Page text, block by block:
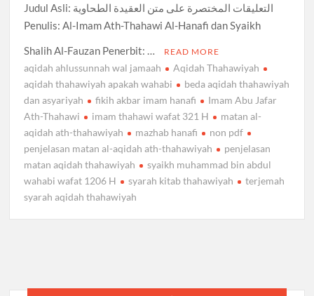
Judul Asli: التعليقات المختصرة على متن العقيدة الطحاوية
Penulis: Al-Imam Ath-Thahawi Al-Hanafi dan Syaikh
Shalih Al-Fauzan Penerbit: …
READ MORE
aqidah ahlussunnah wal jamaah
Aqidah Thahawiyah
aqidah thahawiyah apakah wahabi
beda aqidah thahawiyah
dan asyariyah
fikih akbar imam hanafi
Imam Abu Jafar
Ath-Thahawi
imam thahawi wafat 321 H
matan al-
aqidah ath-thahawiyah
mazhab hanafi
non pdf
penjelasan matan al-aqidah ath-thahawiyah
penjelasan
matan aqidah thahawiyah
syaikh muhammad bin abdul
wahabi wafat 1206 H
syarah kitab thahawiyah
terjemah
syarah aqidah thahawiyah